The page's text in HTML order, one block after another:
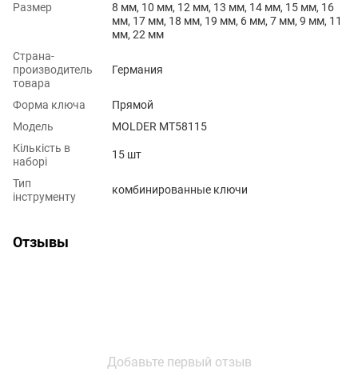
Размер
8 мм, 10 мм, 12 мм, 13 мм, 14 мм, 15 мм, 16
мм, 17 мм, 18 мм, 19 мм, 6 мм, 7 мм, 9 мм, 11
мм, 22 мм
Страна-
производитель
товара
Германия
Форма ключа
Прямой
Модель
MOLDER MT58115
Кількість в
наборі
15 шт
Тип
інструменту
комбинированные ключи
Отзывы
Добавьте первый отзыв